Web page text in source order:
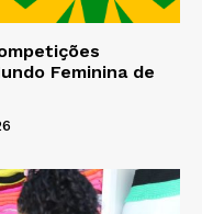
Feminina de